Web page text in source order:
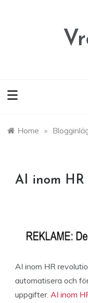
Home »
AI inom HR
AI inom HR
automatisera och
uppgifter. AI inom